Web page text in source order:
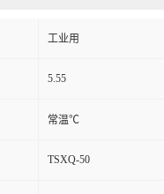
工业用
5.55
常温℃
TSXQ-50